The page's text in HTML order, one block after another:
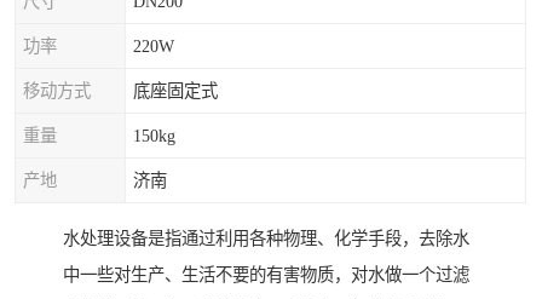
功率 220W
移动方式 底座固定式
重量 150kg
产地 济南
水处理设备是指通过利用各种物理、化学手段，去除水
中一些对生产、生活不要的有害物质，对水做一个过滤